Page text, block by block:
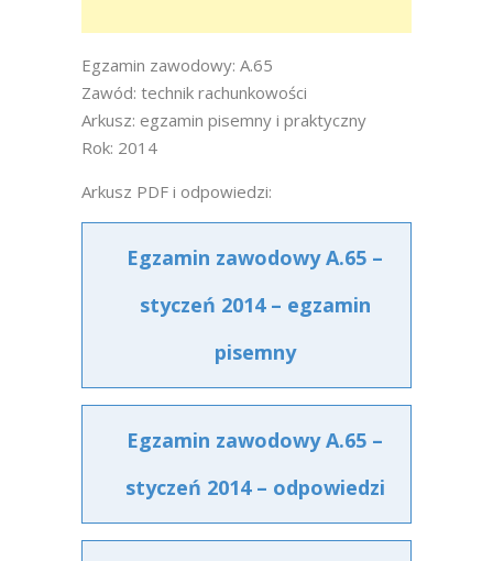
Egzamin zawodowy: A.65
Zawód: technik rachunkowości
Arkusz: egzamin pisemny i praktyczny
Rok: 2014
Arkusz PDF i odpowiedzi:
Egzamin zawodowy A.65 –
styczeń 2014 – egzamin
pisemny
Egzamin zawodowy A.65 –
styczeń 2014 – odpowiedzi